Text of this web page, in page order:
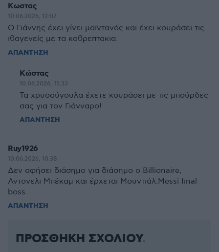
Κωστας
10.06.2026, 12:07
Ο Γιάννης έχει γίνει μαϊντανός και έχει κουράσει τις
ιθαγενείς με τα καθρεπτακια.
ΑΠΑΝΤΗΣΗ
Κώστας
10.06.2026, 15:33
Τα χρυσαύγουλα έχετε κουράσει με τις μπούρδες
σας για τον Γιάνναρο!
ΑΠΑΝΤΗΣΗ
Ruy1926
10.06.2026, 10:38
Δεν αφήσει διάσημο για διάσημο ο Billionaire,
Αντονελι Μπέκαμ και έρχεται Μουντιάλ.Messi final
boss
ΑΠΑΝΤΗΣΗ
ΠΡΟΣΘΗΚΗ ΣΧΟΛΙΟΥ